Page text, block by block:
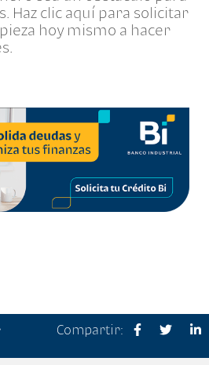
Haz clic aquí para solicitar
hoy mismo a hacer
Compartir: